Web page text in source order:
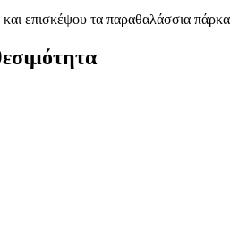
επισκέψου τα παραθαλάσσια πάρκα